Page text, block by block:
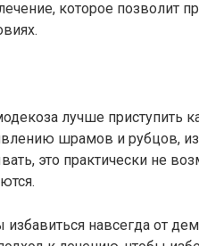
которое позволит
лучше приступить
шрамов и рубцов,
это практически не
избавиться навсегда от